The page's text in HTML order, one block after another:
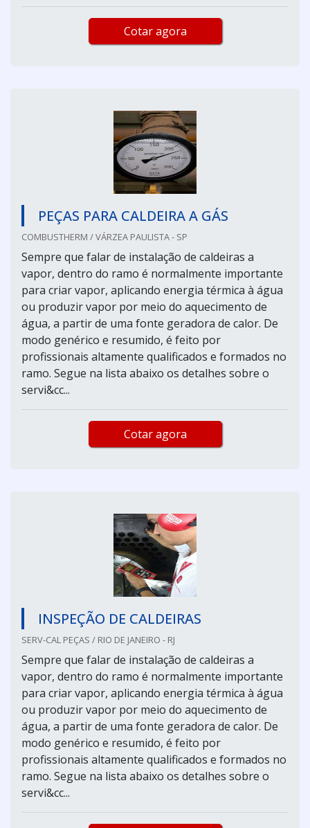
Cotar agora
PEÇAS PARA CALDEIRA A GÁS
COMBUSTHERM / VÁRZEA PAULISTA - SP
Sempre que falar de instalação de caldeiras a
vapor, dentro do ramo é normalmente importante
para criar vapor, aplicando energia térmica à água
ou produzir vapor por meio do aquecimento de
água, a partir de uma fonte geradora de calor. De
modo genérico e resumido, é feito por
profissionais altamente qualificados e formados no
ramo. Segue na lista abaixo os detalhes sobre o
servi&cc...
Cotar agora
INSPEÇÃO DE CALDEIRAS
SERV-CAL PEÇAS / RIO DE JANEIRO - RJ
Sempre que falar de instalação de caldeiras a
vapor, dentro do ramo é normalmente importante
para criar vapor, aplicando energia térmica à água
ou produzir vapor por meio do aquecimento de
água, a partir de uma fonte geradora de calor. De
modo genérico e resumido, é feito por
profissionais altamente qualificados e formados no
ramo. Segue na lista abaixo os detalhes sobre o
servi&cc...